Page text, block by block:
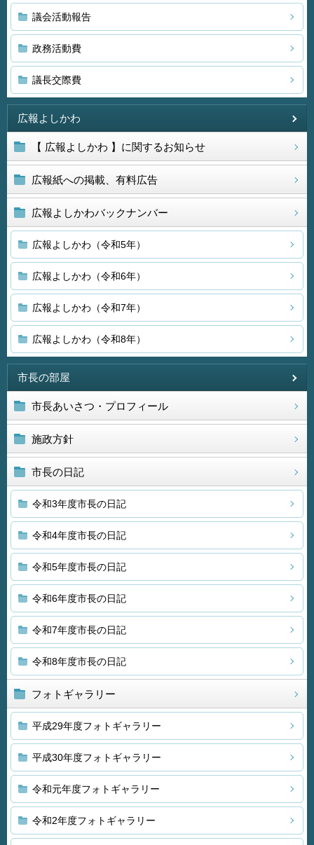
議会活動報告
政務活動費
議長交際費
広報よしかわ
【 広報よしかわ 】に関するお知らせ
広報紙への掲載、有料広告
広報よしかわバックナンバー
広報よしかわ（令和5年）
広報よしかわ（令和6年）
広報よしかわ（令和7年）
広報よしかわ（令和8年）
市長の部屋
市長あいさつ・プロフィール
施政方針
市長の日記
令和3年度市長の日記
令和4年度市長の日記
令和5年度市長の日記
令和6年度市長の日記
令和7年度市長の日記
令和8年度市長の日記
フォトギャラリー
平成29年度フォトギャラリー
平成30年度フォトギャラリー
令和元年度フォトギャラリー
令和2年度フォトギャラリー